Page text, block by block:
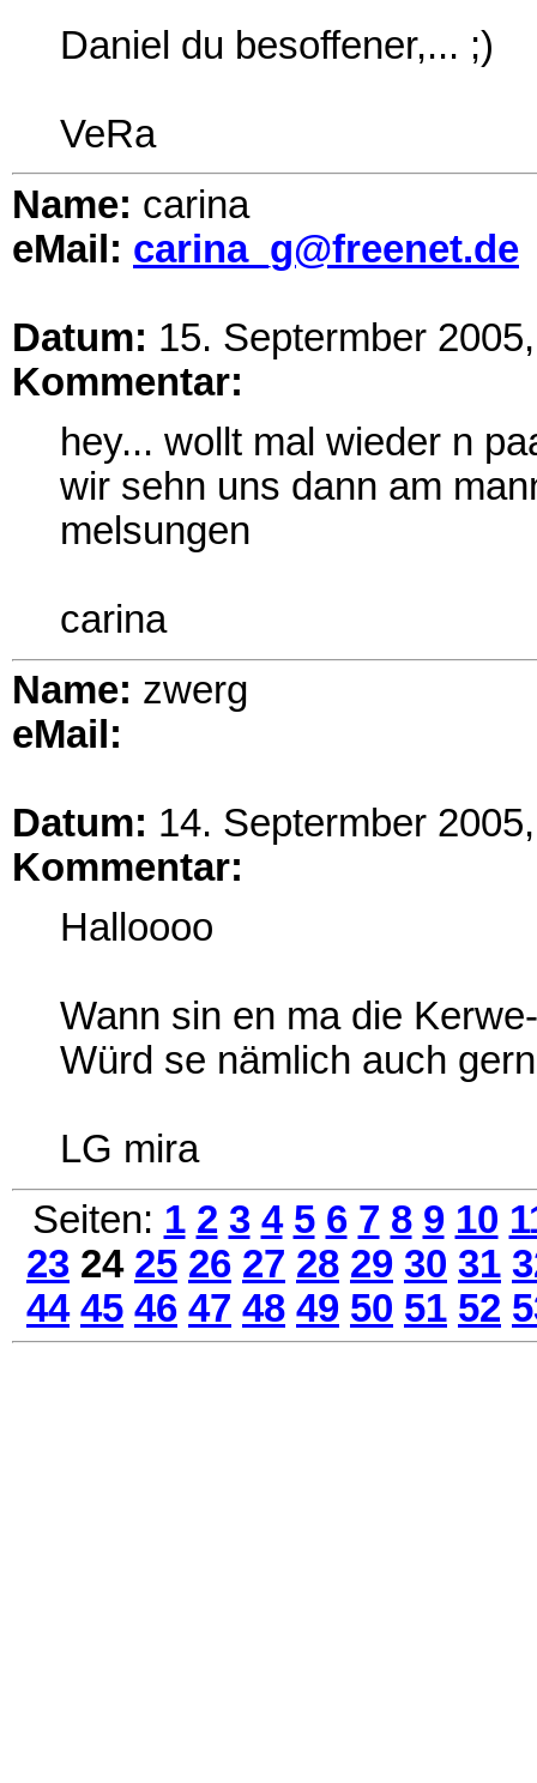
Daniel du besoffener,... ;)
VeRa
Name: carina
eMail: carina_g@freenet.de
Datum: 15. Septermber
Kommentar:
hey... wollt mal wieder n
wir sehn uns dann am
melsungen
carina
Name: zwerg
eMail:
Datum: 14. Septermber
Kommentar:
Halloooo
Wann sin en ma die
Würd se nämlich auch
LG mira
Seiten: 1 2 3 4 5 6 7 8 9 10
23 24 25 26 27 28 29 30 31
44 45 46 47 48 49 50 51 52